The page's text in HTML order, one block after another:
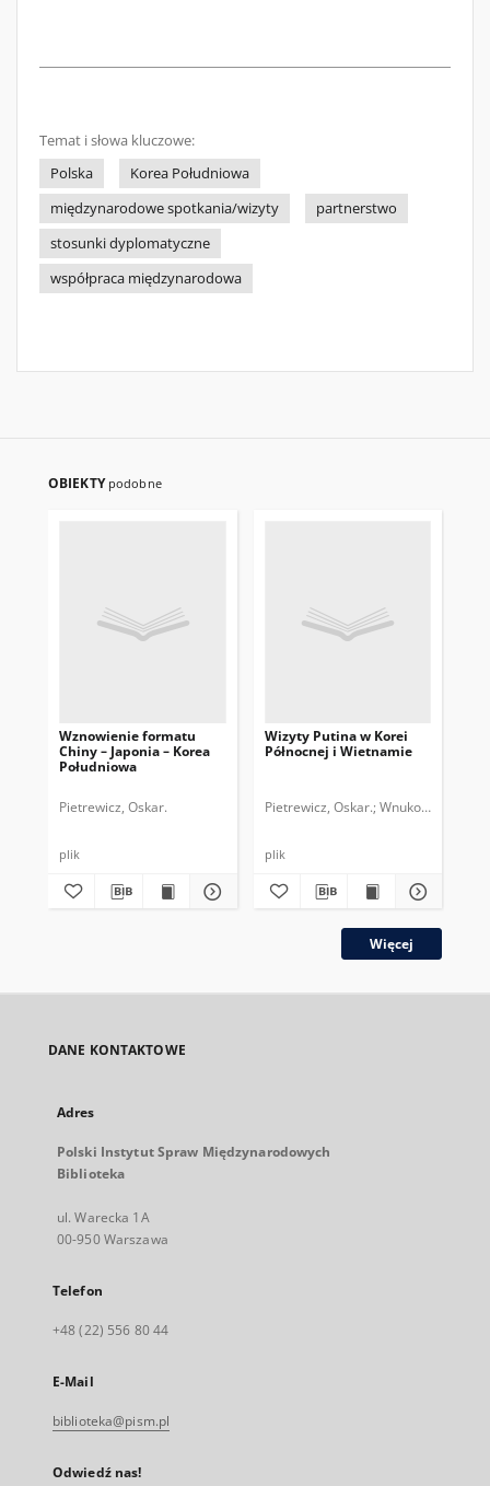
Temat i słowa kluczowe:
Polska
Korea Południowa
międzynarodowe spotkania/wizyty
partnerstwo
stosunki dyplomatyczne
współpraca międzynarodowa
OBIEKTY podobne
Wznowienie formatu
Chiny – Japonia – Korea
Południowa
Pietrewicz, Oskar.
plik
Wizyty Putina w Korei
Północnej i Wietnamie
Pietrewicz, Oskar. Wnukowski,
plik
Więcej
DANE KONTAKTOWE
Adres
Polski Instytut Spraw Międzynarodowych
Biblioteka
ul. Warecka 1A
00-950 Warszawa
Telefon
+48 (22) 556 80 44
E-Mail
biblioteka@pism.pl
Odwiedź nas!